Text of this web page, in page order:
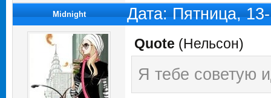
Midnight Дата: Пятница,
Quote (Нельсон)
Я тебе советую